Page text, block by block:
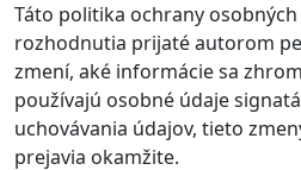
Táto politika ochrany
rozhodnutia prijaté autorom
zmení, aké informácie sa
používajú osobné údaje
uchovávania údajov, tieto
prejavia okamžite.